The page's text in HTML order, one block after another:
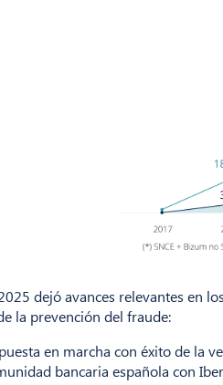
dejó avances relevantes en
la prevención del fraude:
en marcha con éxito de la
bancaria española con